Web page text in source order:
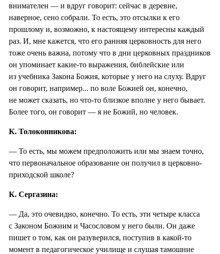
внимателен — и вдруг говорит: сейчас в деревне,
наверное, сено собрали. То есть, это отсылки к его
прошлому и, возможно, к настоящему интересны каждый
раз. И, мне кажется, что его ранняя церковность для него
тоже очень важна, потому что в дни церковных праздников
он упоминает какие-то выражения, библейские или
из учебника Закона Божия, которые у него на слуху. Вдруг
он говорит, например... по воле Божией он, конечно,
не может сказать, но что-то близкое вполне у него бывает.
Более того, он говорит — я не Божий, но человек.
К. Толоконникова:
— То есть, мы можем предположить или мы знаем точно,
что первоначальное образование он получил в церковно-
приходской школе?
К. Сергазина:
— Да, это очевидно, конечно. То есть, эти четыре класса
с Законом Божиим и Часословом у него были. Он даже
пишет о том, как он разуверился, поступив в какой-то
момент в педагогическое училище и слушая тамошние